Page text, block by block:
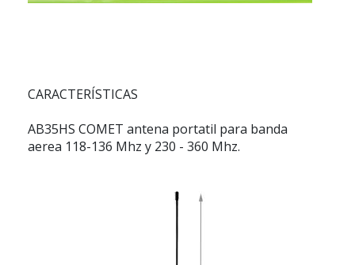
CARACTERÍSTICAS
AB35HS COMET antena portatil para banda
aerea 118-136 Mhz y 230 - 360 Mhz.